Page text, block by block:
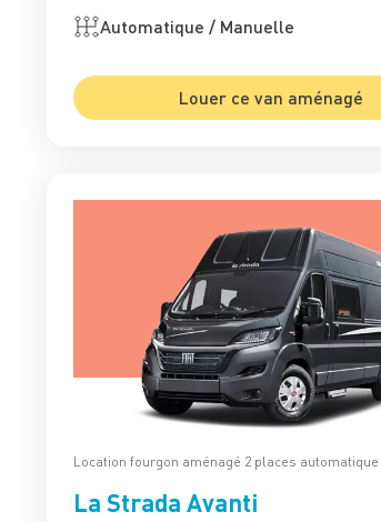
Automatique / Manuelle
Louer ce van aménagé
Location fourgon aménagé 2 places automatique
La Strada Avanti